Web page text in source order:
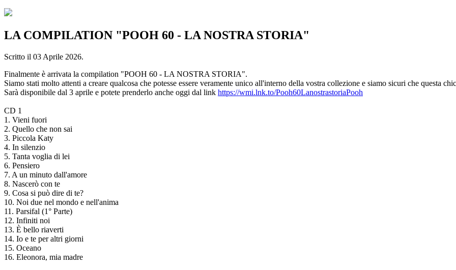
LA COMPILATION "POOH 60 - LA NOSTRA STORIA"
Scritto il 03 Aprile 2026.
Finalmente è arrivata la compilation "POOH 60 - LA NOSTRA STORIA".
Siamo stati molto attenti a creare qualcosa che potesse essere veramente unico all'interno della vostra collezione e siamo sicuri che questa
Sarà disponibile dal 3 aprile e potete prenderlo anche oggi dal link https://wmi.lnk.to/Pooh60LanostrastoriaPooh
CD 1
1. Vieni fuori
2. Quello che non sai
3. Piccola Katy
4. In silenzio
5. Tanta voglia di lei
6. Pensiero
7. A un minuto dall'amore
8. Nascerò con te
9. Cosa si può dire di te?
10. Noi due nel mondo e nell'anima
11. Parsifal (1° Parte)
12. Infiniti noi
13. È bello riaverti
14. Io e te per altri giorni
15. Oceano
16. Eleonora, mia madre